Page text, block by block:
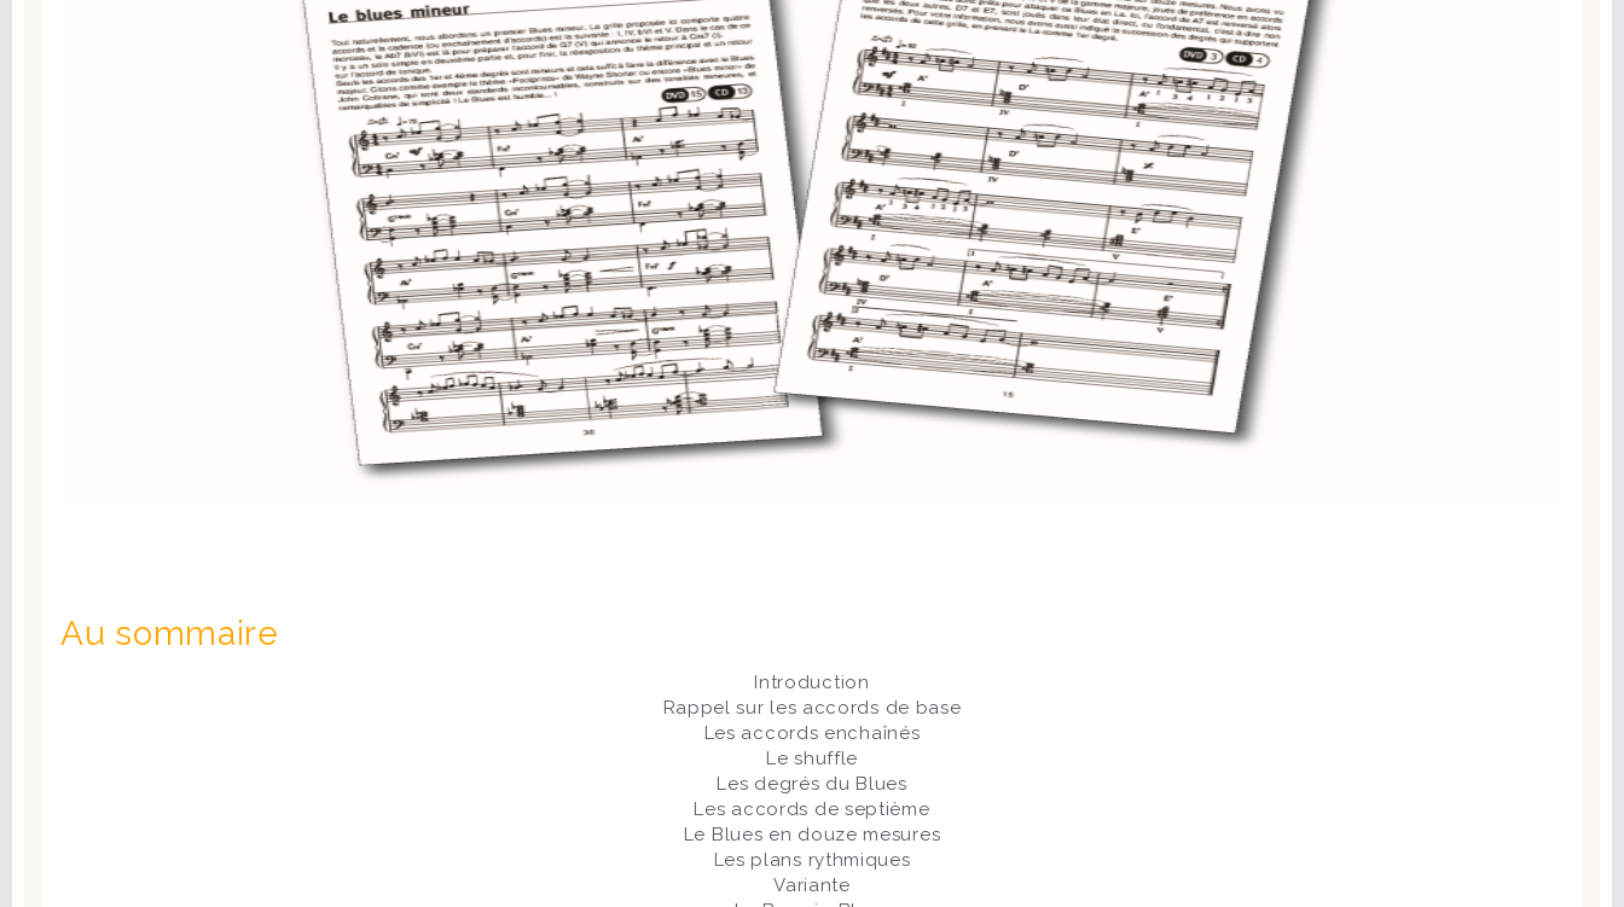
Au sommaire
Introduction
Rappel sur les accords de base
Les accords enchaînés
Le shuffle
Les degrés du Blues
Les accords de septième
Le Blues en douze mesures
Les plans rythmiques
Variante